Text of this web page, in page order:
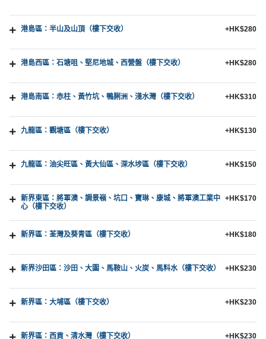
港島區：半山及山頂（樓下交收） +HK$280
港島西區：石塘咀、堅尼地城、西營盤（樓下交收） +HK$280
港島南區：赤柱、黃竹坑、鴨脷洲、淺水灣（樓下交收） +HK$310
九龍區：觀塘區（樓下交收） +HK$130
九龍區：油尖旺區、黃大仙區、深水埗區（樓下交收） +HK$150
新界東區：將軍澳、調景嶺、坑口、寶琳、康城、將軍澳工業中
心（樓下交收）
+HK$170
新界區：荃灣及葵青區（樓下交收） +HK$180
新界沙田區：沙田、大圍、馬鞍山、火炭、馬料水（樓下交收） +HK$230
新界區：大埔區（樓下交收） +HK$230
新界區：西貢、清水灣（樓下交收） +HK$230